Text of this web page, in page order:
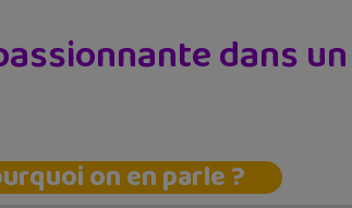
dans
on en parle ?